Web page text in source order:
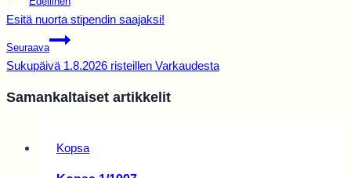
selaus
Esitä nuorta stipendin saajaksi!
Seuraava
Sukupäivä 1.8.2026 risteillen Varkaudesta
Samankaltaiset artikkelit
Kopsa